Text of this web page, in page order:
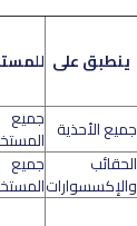
ينطبق على
جميع الأحذية جميع
الحقائب
والإكسسوارات
جميع